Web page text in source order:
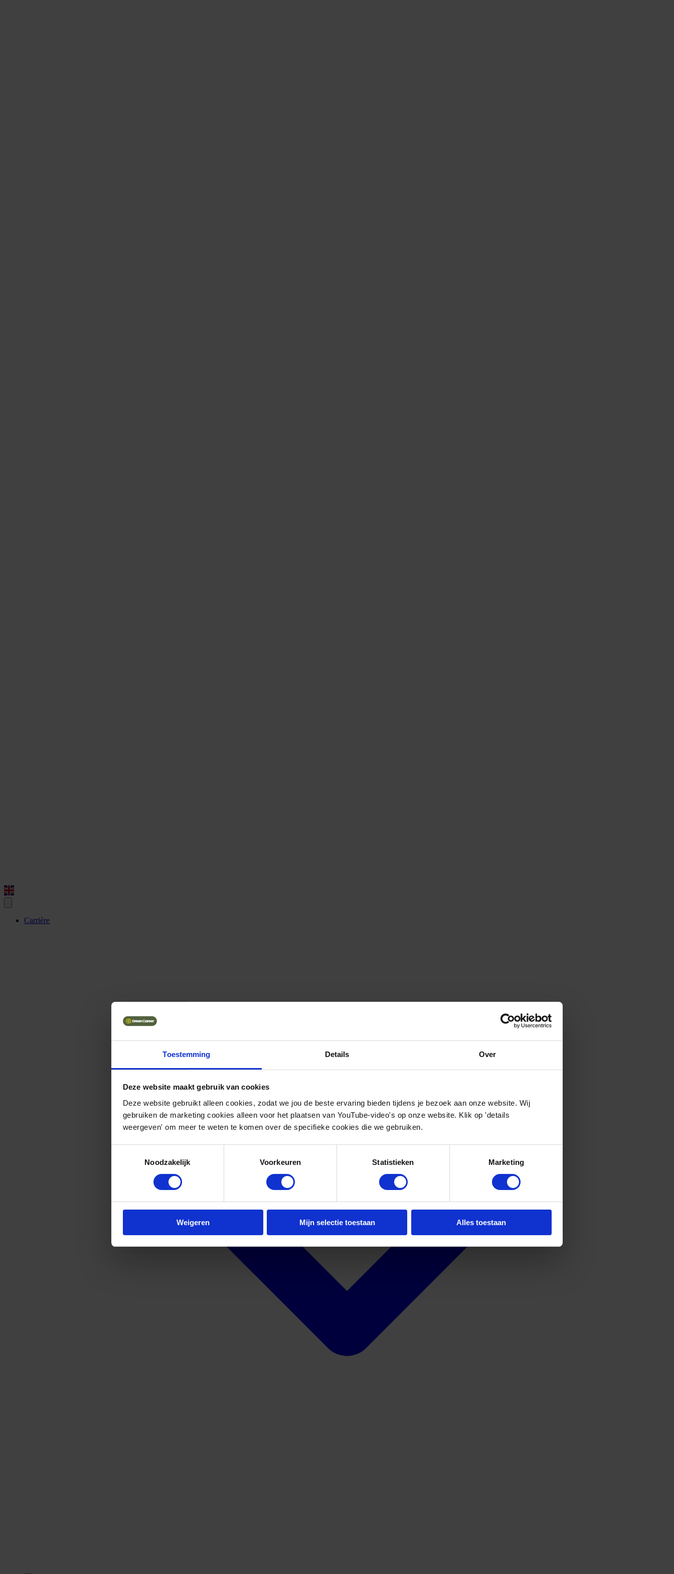
Toestemming Details Over
Deze website maakt gebruik van cookies
Deze website gebruikt alleen cookies, zodat we jou de beste ervaring bieden tijdens je bezoek aan onze website. Wij
gebruiken de marketing cookies alleen voor het plaatsen van YouTube-video's op onze website. Klik op 'details
weergeven' om meer te weten te komen over de specifieke cookies die we gebruiken.
Noodzakelijk
Voorkeuren Statistieken Marketing
Weigeren Mijn selectie toestaan Alles toestaan
Carrière